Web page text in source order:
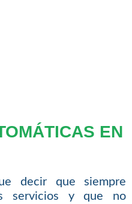
EN
decir que siempre
servicios y que no